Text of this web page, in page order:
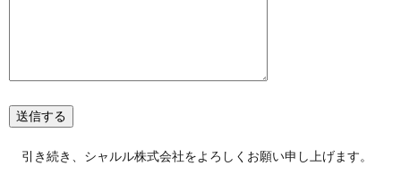
引き続き、シャルル株式会社をよろしくお願い申し上げます。